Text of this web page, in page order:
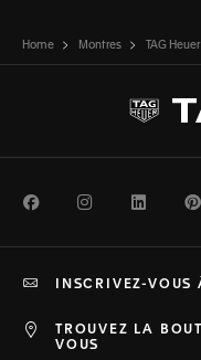
Home Montres TAG
FacebookInstagram
TROUVEZ LA
VOUS
INSCRIVEZ-VOUS